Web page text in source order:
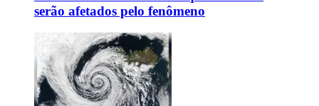
serão afetados pelo fenômeno